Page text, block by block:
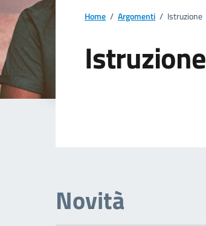
Home / Argomenti / Istruzione
Istruzione
Novità